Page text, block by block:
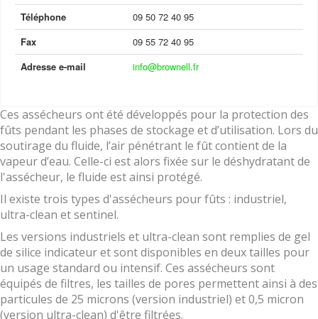
Téléphone
09 50 72 40 95
Fax
09 55 72 40 95
Adresse e-mail
info@brownell.fr
Ces assécheurs ont été développés pour la protection des
fûts pendant les phases de stockage et d’utilisation. Lors du
soutirage du fluide, l’air pénétrant le fût contient de la
vapeur d’eau. Celle-ci est alors fixée sur le déshydratant de
l'assécheur, le fluide est ainsi protégé.
Il existe trois types d'assécheurs pour fûts : industriel,
ultra-clean et sentinel.
Les versions industriels et ultra-clean sont remplies de gel
de silice indicateur et sont disponibles en deux tailles pour
un usage standard ou intensif. Ces assécheurs sont
équipés de filtres, les tailles de pores permettent ainsi à des
particules de 25 microns (version industriel) et 0,5 micron
(version ultra-clean) d'être filtrées.